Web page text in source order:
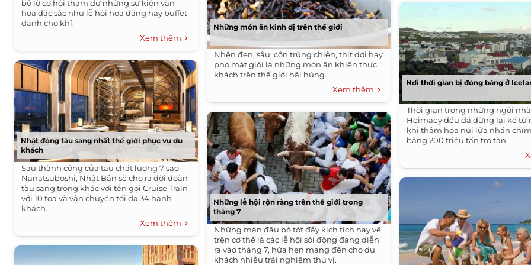
bỏ lỡ cơ hội tham dự những sự kiện văn
hóa đặc sắc như lễ hội hoa đăng hay buffet
dành cho khỉ.
Xem thêm
Nhật đóng tàu sang nhất thế giới phục vụ du
khách
Sau thành công của tàu chất lượng 7 sao
Nanatsuboshi, Nhật Bản sẽ cho ra đời đoàn
tàu sang trọng khác với tên gọi Cruise Train
với 10 toa và vận chuyển tối đa 34 hành
khách.
Xem thêm
Những món ăn kinh dị trên thế giới
Nhện đen, sâu, côn trùng chiên, thịt dơi hay
pho mát giòi là những món ăn khiến thực
khách trên thế giới hãi hùng.
Xem thêm
Những lễ hội rộn ràng trên thế giới trong
tháng 7
Những màn đấu bò tót đầy kịch tích hay vẽ
trên cơ thể là các lễ hội sôi động đang diễn
ra vào tháng 7, hứa hẹn mang đến cho du
khách nhiều trải nghiệm thú vị.
Nơi thời gian bị đóng băng ở
Thời gian trong những ngôi
Heimaey đều đã dừng lại kể từ
khi thảm họa núi lửa nhấn
bằng 200 triệu tấn tro tàn.